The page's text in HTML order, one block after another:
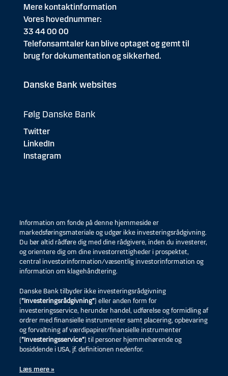
Mere kontaktinformation
Vores hovednummer:
33 44 00 00
Telefonsamtaler kan blive optaget og gemt til
brug for dokumentation og sikkerhed.
Danske Bank websites
Følg Danske Bank
Twitter
LinkedIn
Instagram
Information om fonde på denne hjemmeside er
markedsføringsmateriale og udgør ikke investeringsrådgivning.
Du bør altid rådføre dig med dine rådgivere, inden du investerer,
og orientere dig om dine investorrettigheder i prospektet,
central investorinformation/væsentlig investorinformation og
information om klagehåndtering.
Danske Bank tilbyder ikke investeringsrådgivning
(”Investeringsrådgivning”) eller anden form for
investeringsservice, herunder handel, udførelse og formidling af
ordrer med finansielle instrumenter samt placering, opbevaring
og forvaltning af værdipapirer/finansielle instrumenter
(”Investeringsservice”) til personer hjemmehørende og
bosiddende i USA, jf. definitionen nedenfor.
Læs mere »